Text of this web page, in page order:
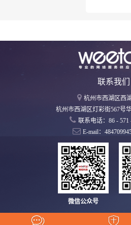
联系我们
杭州市西湖区西
杭州市西湖区灯彩街567号
联系电话：86 - 571
E-mail：
微信公众号